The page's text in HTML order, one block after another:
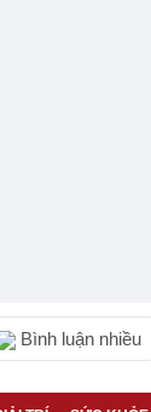
Bình luận nhiều